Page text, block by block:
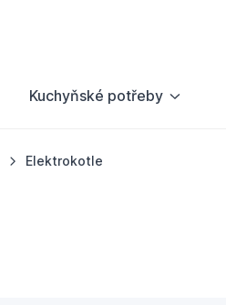
Kuchyňské potřeby
Elektrokotle